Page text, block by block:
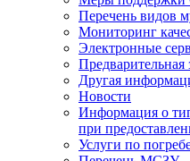
Перечень видов
Мониторинг
Электронные
Предварительная
Другая
Новости
Информация о
при
Услуги по